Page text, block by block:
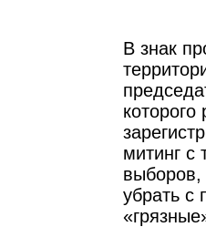
В знак
митинг с
выборов,
убрать с